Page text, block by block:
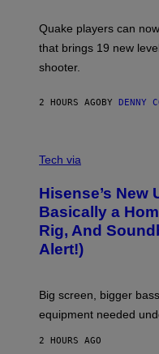
M
A
H
E
E
S
I
D
S
O
F
T
E
Quake players can
that brings 19 new
shooter.
2 HOURS AGO BY DENNY
I
I
S
E
N
S
E
Tech via
Hisense’s New
Basically a
Rig, And
Alert!)
Big screen, bigger
equipment needed
2 HOURS AGO